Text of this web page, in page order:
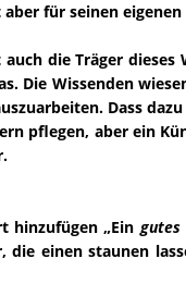
für seinen
die Träger
Die Wissenden
Dass
pflegen, aber ein
hinzufügen „Ein gutes
einen staunen